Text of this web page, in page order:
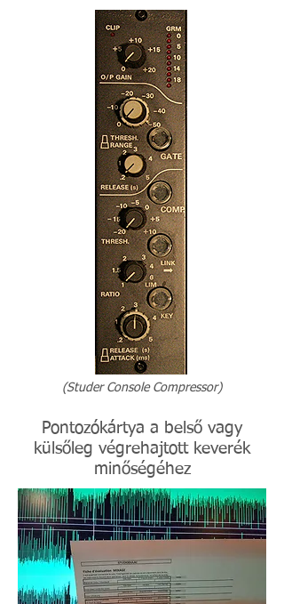
(Studer Console Compressor)
Pontozókártya a belső vagy
külsőleg végrehajtott keverék
minőségéhez